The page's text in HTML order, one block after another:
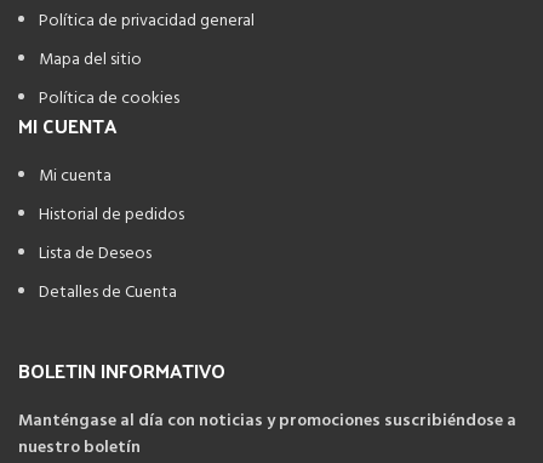
Política de privacidad general
Mapa del sitio
Política de cookies
MI CUENTA
Mi cuenta
Historial de pedidos
Lista de Deseos
Detalles de Cuenta
BOLETIN INFORMATIVO
Manténgase al día con noticias y promociones suscribiéndose a
nuestro boletín